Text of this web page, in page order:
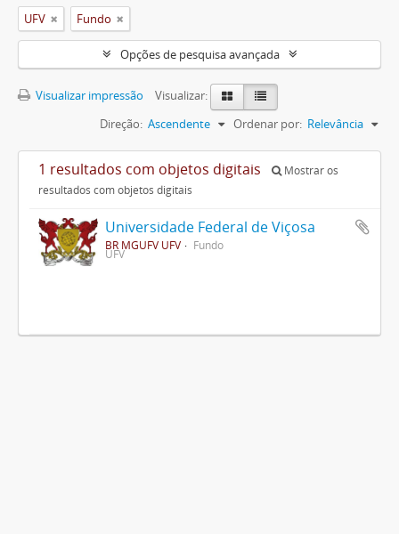
UFV Fundo
Opções de pesquisa avançada
Visualizar impressão
Visualizar:
Ordenar por: Relevância
Direção: Ascendente
1 resultados com objetos digitais
Mostrar os
resultados com objetos digitais
Universidade Federal de Viçosa
BR MGUFV UFV Fundo
UFV